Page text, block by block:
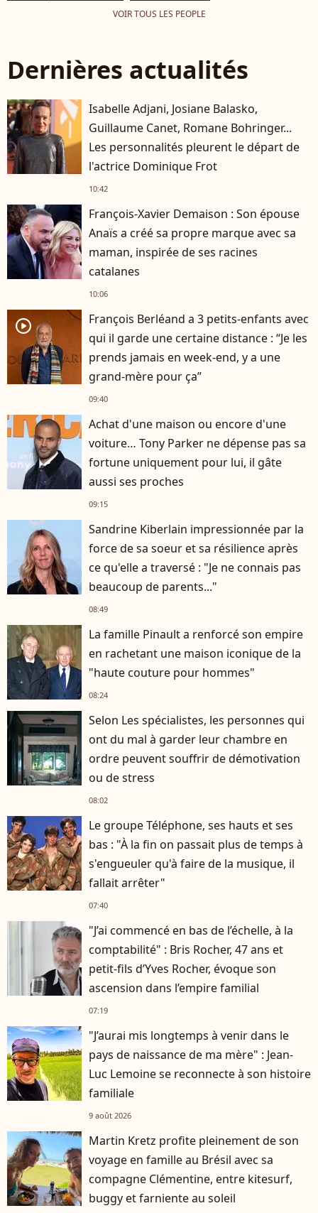
VOIR TOUS LES PEOPLE
Dernières actualités
Isabelle Adjani, Josiane Balasko,
Guillaume Canet, Romane Bohringer...
Les personnalités pleurent le départ de
l'actrice Dominique Frot
10:42
François-Xavier Demaison : Son épouse
Anaïs a créé sa propre marque avec sa
maman, inspirée de ses racines
catalanes
10:06
player2
François Berléand a 3 petits-enfants avec
qui il garde une certaine distance : “Je les
prends jamais en week-end, y a une
grand-mère pour ça”
09:40
Achat d'une maison ou encore d'une
voiture… Tony Parker ne dépense pas sa
fortune uniquement pour lui, il gâte
aussi ses proches
09:15
Sandrine Kiberlain impressionnée par la
force de sa soeur et sa résilience après
ce qu'elle a traversé : "Je ne connais pas
beaucoup de parents..."
08:49
La famille Pinault a renforcé son empire
en rachetant une maison iconique de la
"haute couture pour hommes"
08:24
Selon Les spécialistes, les personnes qui
ont du mal à garder leur chambre en
ordre peuvent souffrir de démotivation
ou de stress
08:02
Le groupe Téléphone, ses hauts et ses
bas : "À la fin on passait plus de temps à
s'engueuler qu'à faire de la musique, il
fallait arrêter"
07:40
"J’ai commencé en bas de l’échelle, à la
comptabilité" : Bris Rocher, 47 ans et
petit-fils d’Yves Rocher, évoque son
ascension dans l’empire familial
07:19
"J’aurai mis longtemps à venir dans le
pays de naissance de ma mère" : Jean-
Luc Lemoine se reconnecte à son histoire
familiale
9 août 2026
Martin Kretz profite pleinement de son
voyage en famille au Brésil avec sa
compagne Clémentine, entre kitesurf,
buggy et farniente au soleil